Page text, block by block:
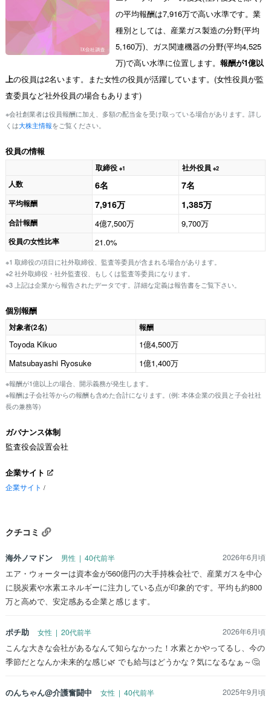
の平均報酬は7,916万で高い水準です。業
種別としては、産業ガス製造の分野(平均
5,160万)、ガス関連機器の分野(平均4,525
万)で高い水準に位置します。 報酬が1億以
上の役員は2名います。また女性の役員が活躍しています。(女性役員が監
査委員など社外役員の場合もあります)
※会社創業者は役員報酬に加え、多額の配当金を受け取っている場合があります。詳し
くは大株主情報をご覧ください。
役員の情報
取締役 ※1 社外役員 ※2
人数 6名 7名
平均報酬 7,916万 1,385万
合計報酬 4億7,500万 9,700万
役員の女性比率 21.0%
※1 取締役の項目に社外取締役、監査等委員が含まれる場合があります。
※2 社外取締役・社外監査役、もしくは監査等委員になります。
※3 上記は企業から報告されたデータです。詳細な定義は報告書をご覧下さい。
個別報酬
対象者(2名) 報酬
Toyoda Kikuo
1億4,500万
Matsubayashi Ryosuke
1億1,400万
※報酬が1億以上の場合、開示義務が発生します。
※報酬は子会社等からの報酬も含めた合計になります。(例: 本体企業の役員と子会社社
長の兼務等)
ガバナンス体制
監査役会設置会社
企業サイト
企業サイト /
クチコミ
海外ノマドン 男性 | 40代前半 2026年6月頃
エア・ウォーターは資本金が560億円の大手持株会社で、産業ガスを中心
に脱炭素や水素エネルギーに注力している点が印象的です。平均も約800
万と高めで、安定感ある企業と感じます。
ポチ助 女性 | 20代前半 2026年6月頃
こんな大きな会社があるなんて知らなかった！水素とかやってるし、今の
季節だとなんか未来的な感じ🌿️ でも給与はどうかな？気になるなぁ～🤔
のんちゃん@介護奮闘中 女性 | 40代前半 2025年9月頃